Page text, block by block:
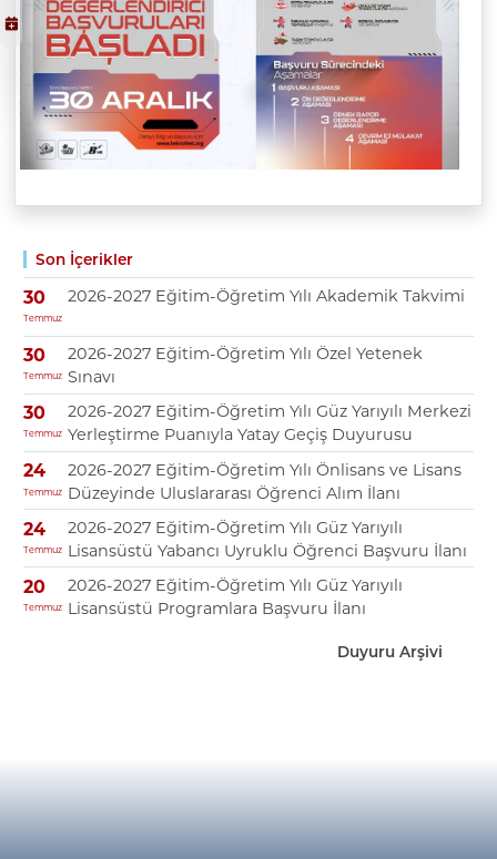
Son İçerikler
30
Temmuz
2026-2027 Eğitim-Öğretim Yılı Akademik Takvimi
30
Temmuz
2026-2027 Eğitim-Öğretim Yılı Özel Yetenek
Sınavı
30
Temmuz
2026-2027 Eğitim-Öğretim Yılı Güz Yarıyılı Merkezi
Yerleştirme Puanıyla Yatay Geçiş Duyurusu
24
Temmuz
2026-2027 Eğitim-Öğretim Yılı Önlisans ve Lisans
Düzeyinde Uluslararası Öğrenci Alım İlanı
24
Temmuz
2026-2027 Eğitim-Öğretim Yılı Güz Yarıyılı
Lisansüstü Yabancı Uyruklu Öğrenci Başvuru İlanı
20
Temmuz
2026-2027 Eğitim-Öğretim Yılı Güz Yarıyılı
Lisansüstü Programlara Başvuru İlanı
Duyuru Arşivi